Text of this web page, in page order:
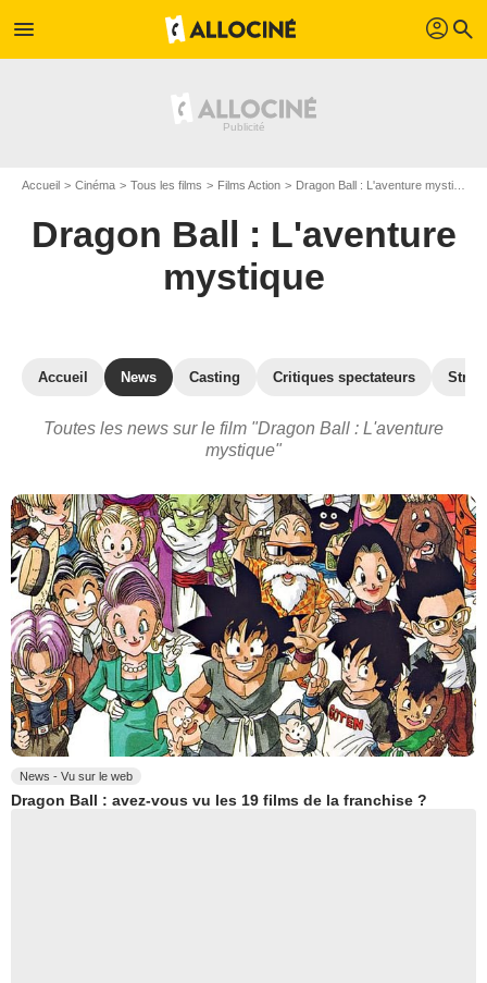
menu profil search
Accueil Cinéma Tous les films Films Action Dragon Ball : L'aventure mystique
Dragon Ball : L'aventure
mystique
Accueil News Casting Critiques spectateurs
Toutes les news sur le film "Dragon Ball : L'aventure
mystique"
News - Vu sur le web
Dragon Ball : avez-vous vu les 19 films de la franchise ?